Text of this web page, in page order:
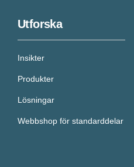
Utforska
Insikter
Produkter
Lösningar
Webbshop för standarddelar